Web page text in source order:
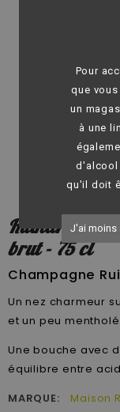
Pour
que
un
à une
d'alcool
qu'il doit
J'ai moins
Ruinart - R
brut - 75 cl
Champagne
Un nez charmeur
et un peu mentholé.
Une bouche avec
équilibre entre
MARQUE:
Maison